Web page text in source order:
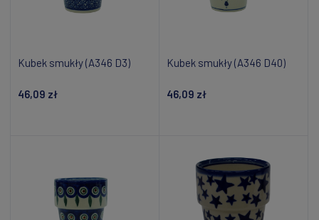
Kubek smukły (A346 D3)
46,09 zł
Kubek smukły (A346 D40)
46,09 zł